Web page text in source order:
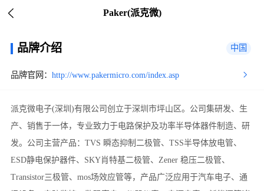
Paker(派克微)
品牌介绍 中国
品牌官网： http://www.pakermicro.com/index.asp
派克微电子(深圳)有限公司创立于深圳市坪山区。公司集研发、生
产、销售于一体，专业致力于电路保护及功率半导体器件制造、研
发。公司主营产品：TVS 瞬态抑制二极管、TSS半导体放电管、
ESD静电保护器件、SKY肖特基二极管、Zener 稳压二极管、
Transistor三极管、mos场效应管等，产品广泛应用于汽车电子、通